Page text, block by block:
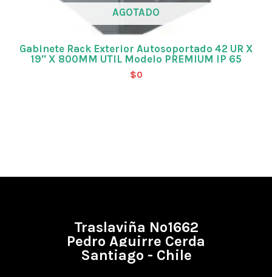
AGOTADO
Gabinete Rack Exterior Autosoportado 42 UR X
19″ X 800MM UTIL Modelo PREMIUM IP 65
$0
Traslaviña Nº1662
Pedro Aguirre Cerda
Santiago - Chile